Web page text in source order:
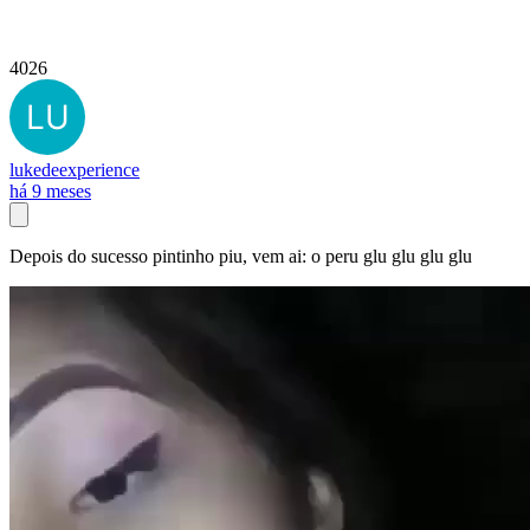
4026
lukedeexperience
há 9 meses
Depois do sucesso pintinho piu, vem ai: o peru glu glu glu glu